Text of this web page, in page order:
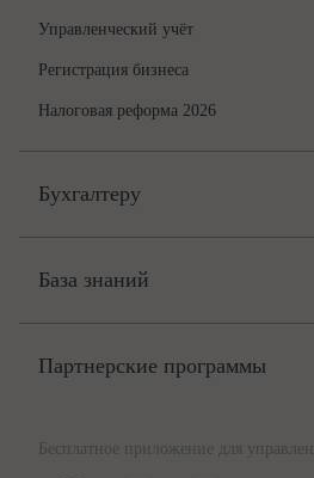
Управленческий учёт
Регистрация бизнеса
Налоговая реформа 2026
Бухгалтеру
Цены
Бюро
Консультации по учёту и налогам
Курсы повышения квалификации
База знаний
Партнерские программы
Для самозанятых
Бесплатное приложение для